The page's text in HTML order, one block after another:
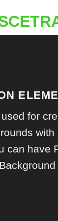
for
with
can have